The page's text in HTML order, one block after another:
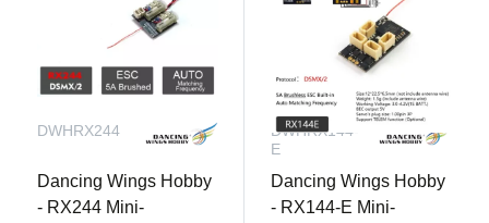
DWHRX244
Dancing Wings Hobby
- RX244 Mini-
DWHRX144-
E
Dancing Wings Hobby
- RX144-E Mini-